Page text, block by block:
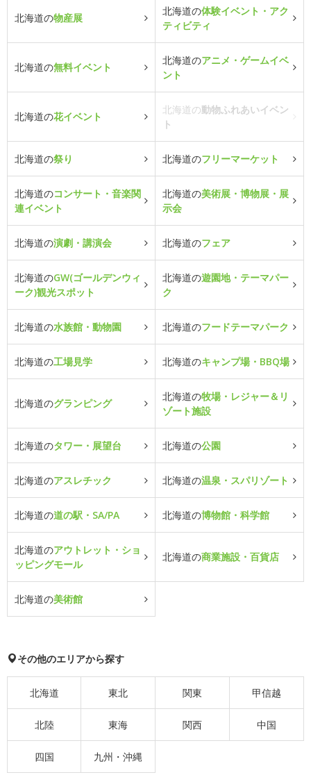
北海道の物産展
北海道の体験イベント・アク
ティビティ
北海道の無料イベント
北海道のアニメ・ゲームイベ
ント
北海道の花イベント
北海道の動物ふれあいイベン
ト
北海道の祭り 北海道のフリーマーケット
北海道のコンサート・音楽関
連イベント
北海道の美術展・博物展・展
示会
北海道の演劇・講演会 北海道のフェア
北海道のGW(ゴールデンウィ
ーク)観光スポット
北海道の遊園地・テーマパー
ク
北海道の水族館・動物園 北海道のフードテーマパーク
北海道の工場見学 北海道のキャンプ場・BBQ場
北海道のグランピング
北海道の牧場・レジャー＆リ
ゾート施設
北海道のタワー・展望台 北海道の公園
北海道のアスレチック 北海道の温泉・スパリゾート
北海道の道の駅・SA/PA 北海道の博物館・科学館
北海道のアウトレット・ショ
ッピングモール
北海道の商業施設・百貨店
北海道の美術館
その他のエリアから探す
北海道 東北 関東 甲信越
北陸 東海 関西 中国
四国 九州・沖縄